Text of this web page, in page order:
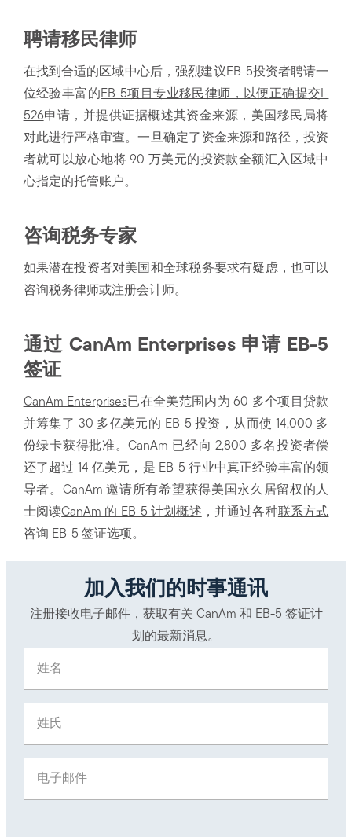
聘请移民律师
在找到合适的区域中心后，强烈建议EB-5投资者聘请一
位经验丰富的 EB-5项目专业移民律师，以便正确提交I-
526申请，并提供证据概述其资金来源，美国移民局将
对此进行严格审查。一旦确定了资金来源和路径，投资
者就可以放心地将 90 万美元的投资款全额汇入区域中
心指定的托管账户。
咨询税务专家
如果潜在投资者对美国和全球税务要求有疑虑，也可以
咨询税务律师或注册会计师。
通过 CanAm Enterprises 申请 EB-5
签证
CanAm Enterprises已在全美范围内为 60 多个项目贷款
并筹集了 30 多亿美元的 EB-5 投资，从而使 14,000 多
份绿卡获得批准。CanAm 已经向 2,800 多名投资者偿
还了超过 14 亿美元，是 EB-5 行业中真正经验丰富的领
导者。CanAm 邀请所有希望获得美国永久居留权的人
士阅读CanAm 的 EB-5 计划概述 ，并通过各种联系方式
咨询 EB-5 签证选项。
加入我们的时事通讯
注册接收电子邮件，获取有关 CanAm 和 EB-5 签证计
划的最新消息。